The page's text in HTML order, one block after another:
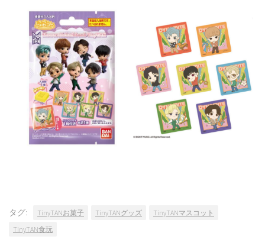
タグ: TinyTANお菓子 TinyTANグッズ
TinyTANマスコット
TinyTAN食玩